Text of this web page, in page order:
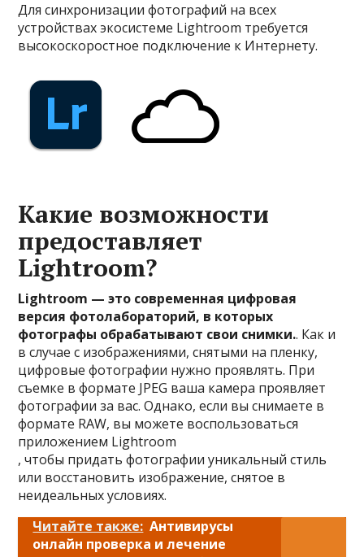
Для синхронизации фотографий на всех
устройствах экосистеме Lightroom требуется
высокоскоростное подключение к Интернету.
Какие возможности
предоставляет
Lightroom?
Lightroom — это современная цифровая
версия фотолабораторий, в которых
фотографы обрабатывают свои снимки.. Как и
в случае с изображениями, снятыми на пленку,
цифровые фотографии нужно проявлять. При
съемке в формате JPEG ваша камера проявляет
фотографии за вас. Однако, если вы снимаете в
формате RAW, вы можете воспользоваться
приложением Lightroom
, чтобы придать фотографии уникальный стиль
или восстановить изображение, снятое в
неидеальных условиях.
Читайте также: Антивирусы
онлайн проверка и лечение